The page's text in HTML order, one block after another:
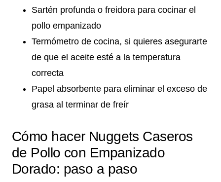
Sartén profunda o freidora para cocinar el
pollo empanizado
Termómetro de cocina, si quieres asegurarte
de que el aceite esté a la temperatura
correcta
Papel absorbente para eliminar el exceso de
grasa al terminar de freír
Cómo hacer Nuggets Caseros
de Pollo con Empanizado
Dorado: paso a paso